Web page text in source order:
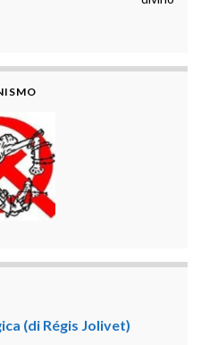
(di Régis Jolivet)